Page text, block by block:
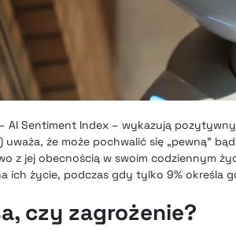
AI Sentiment Index – wykazują
że może pochwalić się „pewną”
z jej obecnością w swoim codziennym
ich życie, podczas gdy tylko 9% określa
czy zagrożenie?